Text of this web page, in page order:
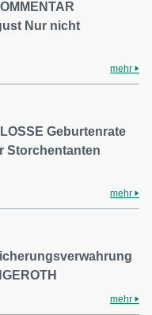
Nur nicht
mehr
Geburtenrate
Storchentanten
mehr
mehr